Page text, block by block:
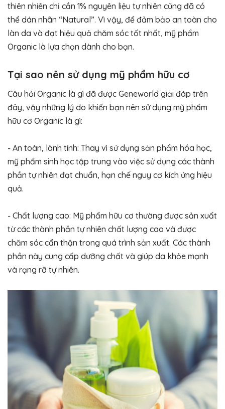
thiên nhiên chỉ cần 1% nguyên liệu tự nhiên cũng đã có
thể dán nhãn “Natural”. Vì vậy, để đảm bảo an toàn cho
làn da và đạt hiệu quả chăm sóc tốt nhất, mỹ phẩm
Organic là lựa chọn dành cho bạn.
Tại sao nên sử dụng mỹ phẩm hữu cơ
Câu hỏi Organic là gì đã được Geneworld giải đáp trên
đây, vậy những lý do khiến bạn nên sử dụng mỹ phẩm
hữu cơ Organic là gì:
- An toàn, lành tính: Thay vì sử dụng sản phẩm hóa học,
mỹ phẩm sinh học tập trung vào việc sử dụng các thành
phần tự nhiên đạt chuẩn, hạn chế nguy cơ kích ứng hiệu
quả.
- Chất lượng cao: Mỹ phẩm hữu cơ thường được sản xuất
từ các thành phần tự nhiên chất lượng cao và được
chăm sóc cẩn thận trong quá trình sản xuất. Các thành
phần này cung cấp dưỡng chất và giúp da khỏe mạnh
và rạng rỡ tự nhiên.